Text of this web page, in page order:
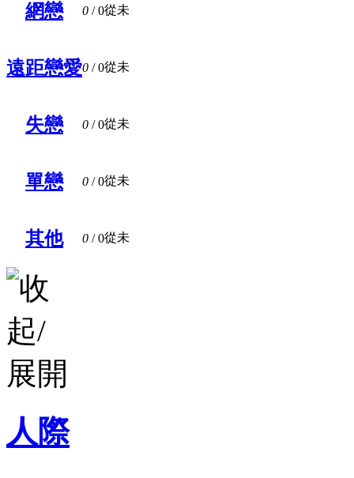
網戀 0 / 0從未
遠距戀愛0 / 0從未
失戀 0 / 0從未
單戀 0 / 0從未
其他 0 / 0從未
人際